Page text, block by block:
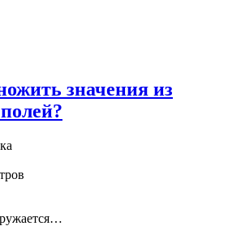
значения из